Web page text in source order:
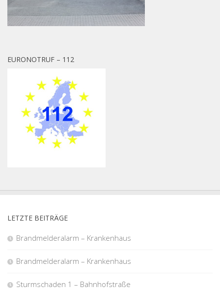
EURONOTRUF – 112
LETZTE BEITRÄGE
Brandmelderalarm – Krankenhaus
Brandmelderalarm – Krankenhaus
Sturmschaden 1 – Bahnhofstraße